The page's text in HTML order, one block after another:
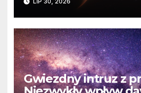
martwej gwiazdy
Gwiezdny intruz z